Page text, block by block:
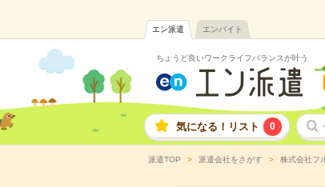
エン派遣 エンバイト
ちょうど良いワークライフバランスが叶う
気になる！リスト 0
派遣TOP 派遣会社をさがす 株式会社フ